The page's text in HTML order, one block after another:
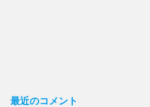
最近のコメント